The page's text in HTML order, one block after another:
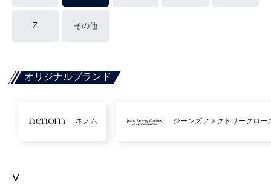
Z その他
オリジナルブランド
ネノム ジーンズファクトリークロー
V